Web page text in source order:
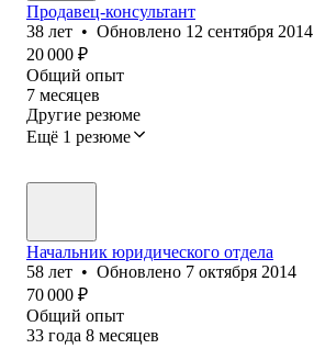
Продавец-консультант
38 лет • Обновлено 12 сентября 2014
20 000 ₽
Общий опыт
7 месяцев
Другие резюме
Ещё 1 резюме
Начальник юридического отдела
58 лет • Обновлено 7 октября 2014
70 000 ₽
Общий опыт
33 года 8 месяцев